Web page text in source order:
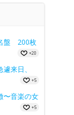
盤 200枚
+20
来日、
+5
〜音楽の女
+5